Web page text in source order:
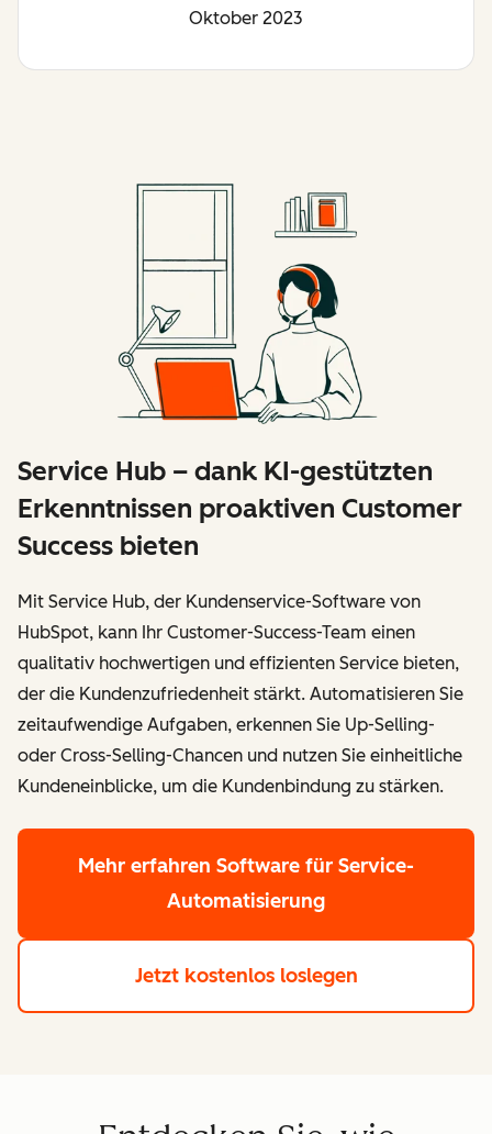
Oktober 2023
Service Hub – dank KI-gestützten
Erkenntnissen proaktiven Customer
Success bieten
Mit Service Hub, der Kundenservice-Software von
HubSpot, kann Ihr Customer-Success-Team einen
qualitativ hochwertigen und effizienten Service bieten,
der die Kundenzufriedenheit stärkt. Automatisieren Sie
zeitaufwendige Aufgaben, erkennen Sie Up-Selling-
oder Cross-Selling-Chancen und nutzen Sie einheitliche
Kundeneinblicke, um die Kundenbindung zu stärken.
Mehr erfahren Software für Service-
Automatisierung
Jetzt kostenlos loslegen